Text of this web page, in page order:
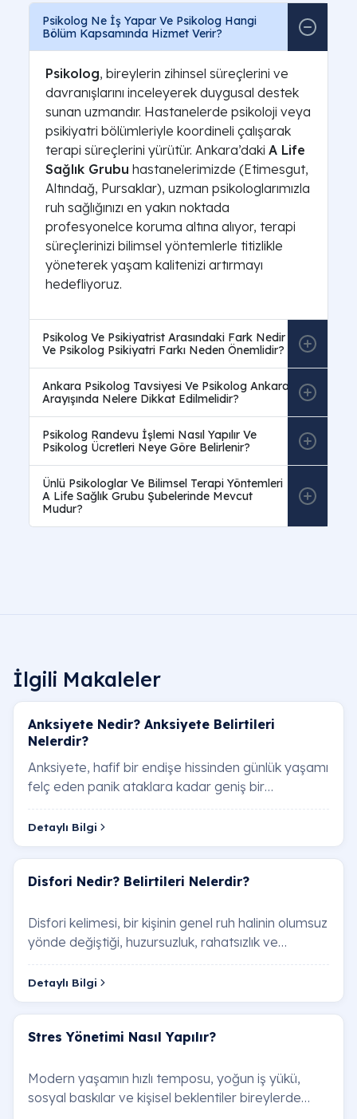
Psikolog Ne İş Yapar Ve Psikolog Hangi
Bölüm Kapsamında Hizmet Verir?
Psikolog, bireylerin zihinsel süreçlerini ve
davranışlarını inceleyerek duygusal destek
sunan uzmandır. Hastanelerde psikoloji veya
psikiyatri bölümleriyle koordineli çalışarak
terapi süreçlerini yürütür. Ankara’daki A Life
Sağlık Grubu hastanelerimizde (Etimesgut,
Altındağ, Pursaklar), uzman psikologlarımızla
ruh sağlığınızı en yakın noktada
profesyonelce koruma altına alıyor, terapi
süreçlerinizi bilimsel yöntemlerle titizlikle
yöneterek yaşam kalitenizi artırmayı
hedefliyoruz.
Psikolog Ve Psikiyatrist Arasındaki Fark Nedir
Ve Psikolog Psikiyatri Farkı Neden Önemlidir?
Ankara Psikolog Tavsiyesi Ve Psikolog Ankara
Arayışında Nelere Dikkat Edilmelidir?
Psikolog Randevu İşlemi Nasıl Yapılır Ve
Psikolog Ücretleri Neye Göre Belirlenir?
Ünlü Psikologlar Ve Bilimsel Terapi Yöntemleri
A Life Sağlık Grubu Şubelerinde Mevcut
Mudur?
İlgili Makaleler
Anksiyete Nedir? Anksiyete Belirtileri
Nelerdir?
Anksiyete, hafif bir endişe hissinden günlük yaşamı
felç eden panik ataklara kadar geniş bir
yelpazede kendini göstere…
Detaylı Bilgi
Disfori Nedir? Belirtileri Nelerdir?
Disfori kelimesi, bir kişinin genel ruh halinin olumsuz
yönde değiştiği, huzursuzluk, rahatsızlık ve
memnuniyetsizlik duyduğu bir durum…
Detaylı Bilgi
Stres Yönetimi Nasıl Yapılır?
Modern yaşamın hızlı temposu, yoğun iş yükü,
sosyal baskılar ve kişisel beklentiler bireylerde